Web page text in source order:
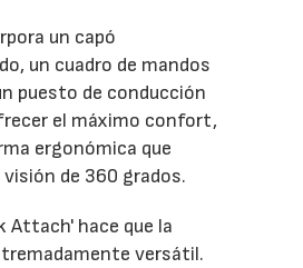
un capó
un cuadro de mandos
puesto de conducción
el máximo confort,
ergonómica que
de 360 grados.
Attach' hace que la
versátil.